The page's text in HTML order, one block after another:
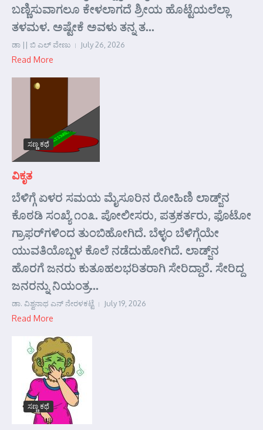
ಬಣ್ಣಿಸುವಾಗಲೂ ಕೇಳಲಾಗದೆ ಶ್ರೀಯ ಹೊಟ್ಟೆಯಲೆಲ್ಲಾ
ತಳಮಳ. ಅಷ್ಟೇಕೆ ಅವಳು ತನ್ನ ತ...
ಡಾ || ಬಿ ಎಲ್ ವೇಣು July 26, 2026
Read More
ಸಣ್ಣ ಕಥೆ
ವಿಕೃತ
ಬೆಳಿಗ್ಗೆ ಏಳರ ಸಮಯ ಮೈಸೂರಿನ ರೋಹಿಣಿ ಲಾಡ್ಜ್‌ನ
ಕೊಠಡಿ ಸಂಖ್ಯೆ ೧೦೩. ಪೋಲೀಸರು, ಪತ್ರಕರ್ತರು, ಫೊಟೋ
ಗ್ರಾಫರ್‌ಗಳಿಂದ ತುಂಬಿಹೋಗಿದೆ. ಬೆಳ್ಳಂ ಬೆಳಿಗ್ಗೆಯೇ
ಯುವತಿಯೊಬ್ಬಳ ಕೊಲೆ ನಡೆದುಹೋಗಿದೆ. ಲಾಡ್ಜ್‌ನ
ಹೊರಗೆ ಜನರು ಕುತೂಹಲಭರಿತರಾಗಿ ಸೇರಿದ್ದಾರೆ. ಸೇರಿದ್ದ
ಜನರನ್ನು ನಿಯಂತ್ರ...
ಡಾ. ವಿಶ್ವನಾಥ ಎನ್ ನೇರಳಕಟ್ಟೆ July 19, 2026
Read More
ಸಣ್ಣ ಕಥೆ